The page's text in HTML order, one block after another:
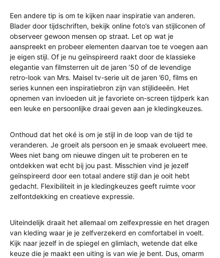
Een andere tip is om te kijken naar inspiratie van anderen.
Blader door tijdschriften, bekijk online foto’s van stijliconen of
observeer gewoon mensen op straat. Let op wat je
aanspreekt en probeer elementen daarvan toe te voegen aan
je eigen stijl. Of je nu geïnspireerd raakt door de klassieke
elegantie van filmsterren uit de jaren ’50 of de levendige
retro-look van Mrs. Maisel tv-serie uit de jaren ’60, films en
series kunnen een inspiratiebron zijn van stijlideeën. Het
opnemen van invloeden uit je favoriete on-screen tijdperk kan
een leuke en persoonlijke draai geven aan je kledingkeuzes.
Onthoud dat het oké is om je stijl in de loop van de tijd te
veranderen. Je groeit als persoon en je smaak evolueert mee.
Wees niet bang om nieuwe dingen uit te proberen en te
ontdekken wat echt bij jou past. Misschien vind je jezelf
geïnspireerd door een totaal andere stijl dan je ooit hebt
gedacht. Flexibiliteit in je kledingkeuzes geeft ruimte voor
zelfontdekking en creatieve expressie.
Uiteindelijk draait het allemaal om zelfexpressie en het dragen
van kleding waar je je zelfverzekerd en comfortabel in voelt.
Kijk naar jezelf in de spiegel en glimlach, wetende dat elke
keuze die je maakt een uiting is van wie je bent. Dus, omarm